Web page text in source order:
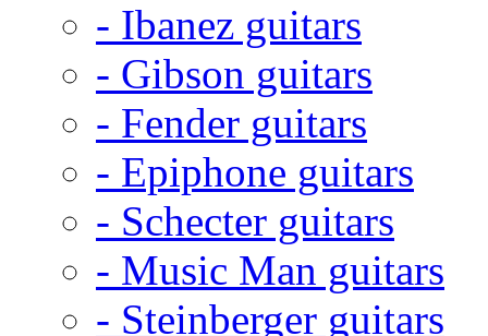
- Ibanez guitars
- Gibson guitars
- Fender guitars
- Epiphone guitars
- Schecter guitars
- Music Man guitars
- Steinberger guitars